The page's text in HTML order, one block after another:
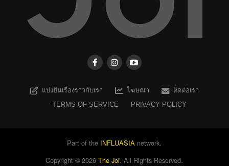
แบ่งปันเรื่องราวกับเรา โฆษณา
ติดต่อเรา
TERMS OF SERVICE
PRIVACY POLICY
Part of the INFLUASIA network.
Copyright ©2026 The Joi. All Rights Reserved.